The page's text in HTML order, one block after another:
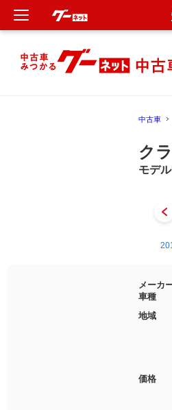
中古車
ク
モデ
メーカ
車種
地域
価格
新車